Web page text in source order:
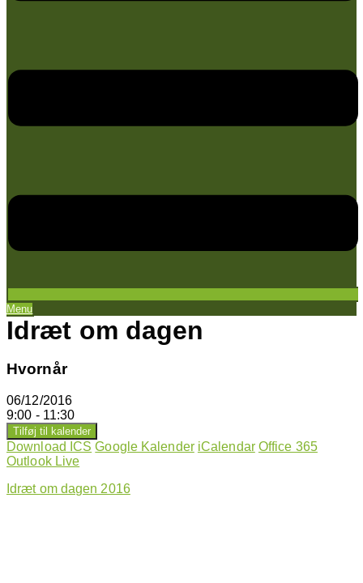
Menu
Idræt om dagen
Hvornår
06/12/2016
9:00 - 11:30
Tilføj til kalender
Download ICS Google Kalender iCalendar Office 365
Outlook Live
Idræt om dagen 2016